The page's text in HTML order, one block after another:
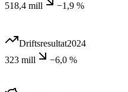
518,4 mill
−1,9 %
Driftsresultat2024
323 mill
−6,0 %